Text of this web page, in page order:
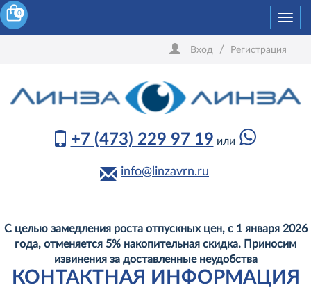
Вход / Регистрация
+7 (473) 229 97 19 или
info@linzavrn.ru
0
С целью замедления роста отпускных цен, с 1 января 2026
года, отменяется 5% накопительная скидка. Приносим
извинения за доставленные неудобства
КОНТАКТНАЯ ИНФОРМАЦИЯ